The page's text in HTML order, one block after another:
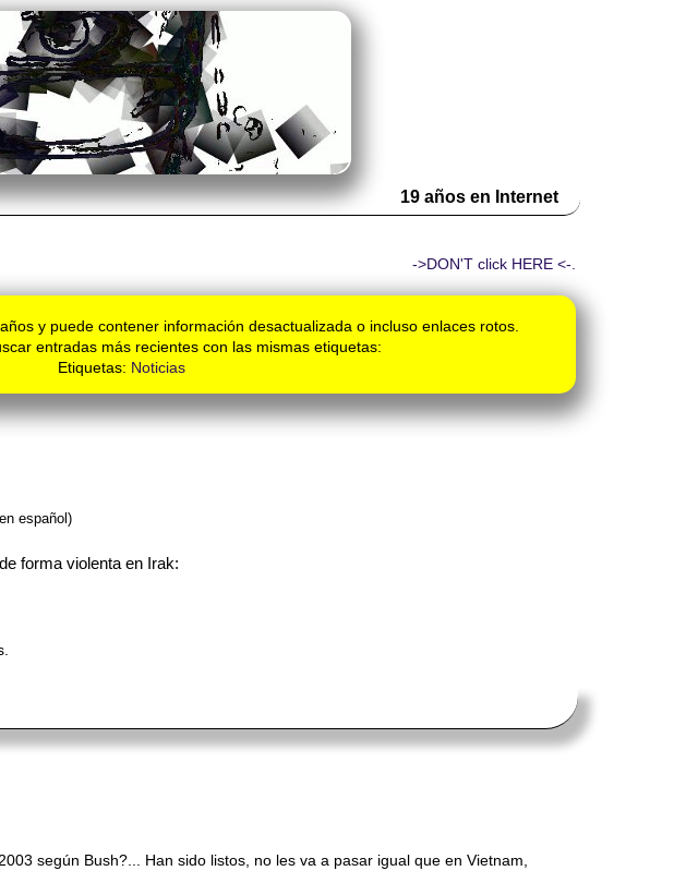
19 años en Internet
->DON'T click HERE <-.
y puede contener información desactualizada o incluso enlaces rotos.
entradas más recientes con las mismas etiquetas:
Etiquetas: Noticias
español)
forma violenta en Irak:
según Bush?... Han sido listos, no les va a pasar igual que en Vietnam,